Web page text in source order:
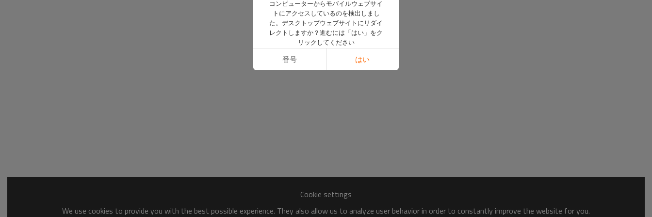
Cookie settings
We use cookies to provide you with the best possible experience. They also allow us to analyze user behavior in order to constantly improve the website for you.
コンピューターからモバイルウェブサイ
トにアクセスしているのを検出しまし
た。デスクトップウェブサイトにリダイ
レクトしますか？進むには「はい」をク
リックしてください
番号 はい